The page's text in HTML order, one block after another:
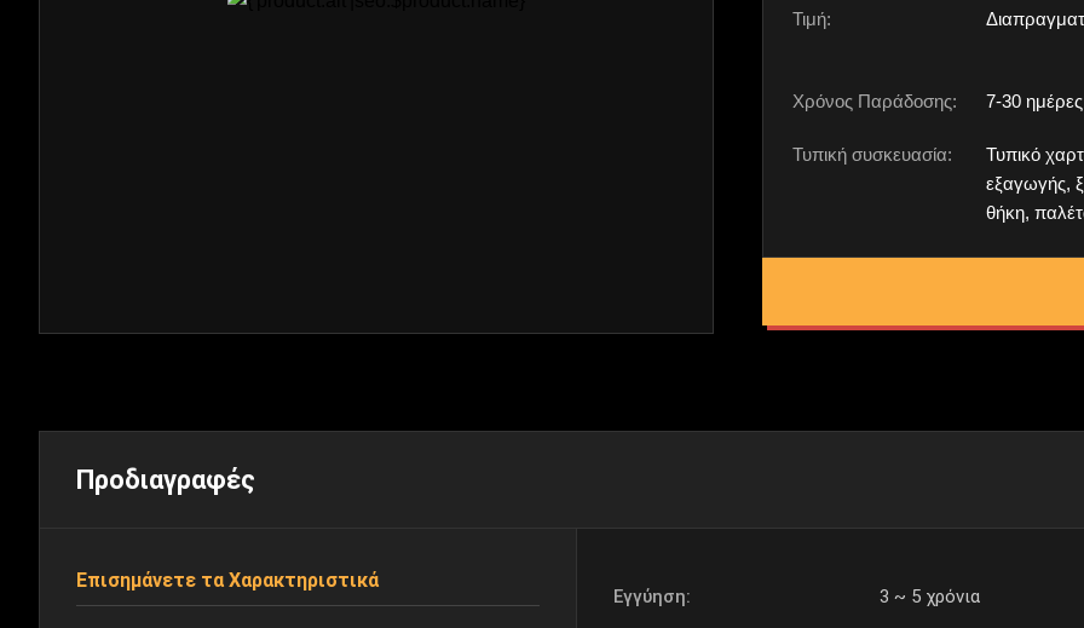
Τιμή:
Χρόνος Παράδοσης: 7-30 ημέρες
Τυπική συσκευασία:
Τυπικό
εξαγωγής,
θήκη,
Προδιαγραφές
Επισημάνετε τα Χαρακτηριστικά
Εγγύηση: 3 ~ 5 χρόνια